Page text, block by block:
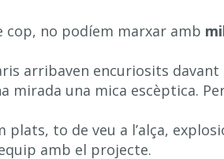
cop, no podíem marxar amb
arribaven encuriosits
mirada una mica escèptica.
plats, to de veu a l’alça,
amb el projecte.